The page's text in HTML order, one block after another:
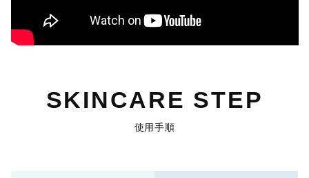
SKINCARE STEP
使用手順